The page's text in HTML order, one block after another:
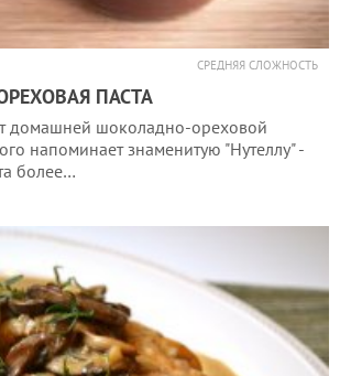
СРЕДНЯЯ СЛОЖНОСТЬ
ПАСТА
домашней шоколадно-ореховой
напоминает знаменитую "Нутеллу" -
более…